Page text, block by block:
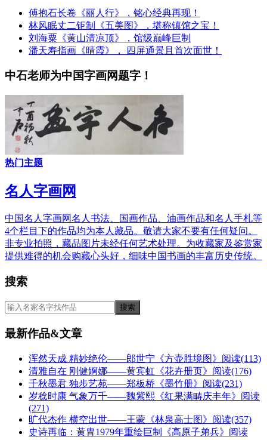
傅抱石长卷《丽人行》，铭心经典再现！
林风眠丈二钜制《五美图》，堪称镇馆之宝！
刘海粟《黄山清凉顶》，馆级巅峰巨制
潘天寿指画《晴霞》， 四屏通景且首次面世！
中石老师为中国字画网题字！
热门主题
名人字画网
中国名人字画网名人书法、国画作品、油画作品和名人手札等
4个栏目下的作品均为本人藏品。敬请大家不要有任何疑问。
非专业拍照，藏品图片未经任何艺术处理。为收藏家及鉴赏家
提供难得的机会购藏心头好，细味中国书画的丰富历史传统。
搜索
最新作品&文章
浑然天成 精妙绝伦——郎世宁《方壶胜境图》 阅读(113)
清雅自在 刚健婀娜——黄宾虹《花卉册页》 阅读(176)
千秋墨君 独步艺苑——郑板桥《墨竹册》 阅读(231)
岁稔时康 气象万千——魏紫熙《红果满畴庆丰年》 阅读
(271)
旷代杰作 横空出世——王蒙《林泉高士图》 阅读(357)
史诗再临：黄胄1979年重绘巨制《高原子弟兵》 阅读